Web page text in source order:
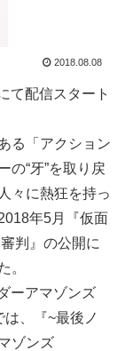
2018.08.08
て配信スタート
る「アクション
の“牙”を取り戻
々に熱狂を持っ
年5月『仮面
判』の公開に
。
ーアマゾンズ
、『~最後ノ
ゾンズ